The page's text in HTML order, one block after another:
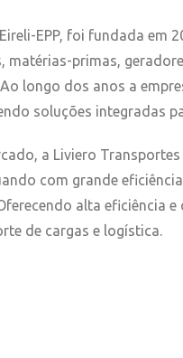
EPP, foi fundada em
primas,
longo dos anos a
soluções integradas
a Liviero
com grande
alta eficiência e
de cargas e logística.